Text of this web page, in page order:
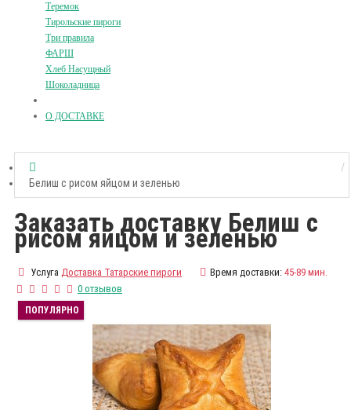
Теремок
Тирольские пироги
Три правила
ФАРШ
Хлеб Насущный
Шоколадница
О ДОСТАВКЕ
Белиш с рисом яйцом и зеленью
Заказать доставку Белиш с
рисом яйцом и зеленью
Услуга Доставка Татарские пироги Время доставки: 45-89 мин.
0 отзывов
ПОПУЛЯРНО